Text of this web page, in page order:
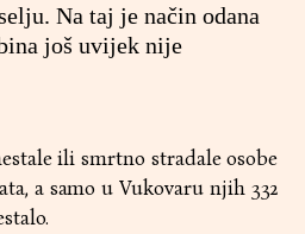
Na taj je način odana
još uvijek nije
ili smrtno stradale osobe
a samo u Vukovaru njih 332